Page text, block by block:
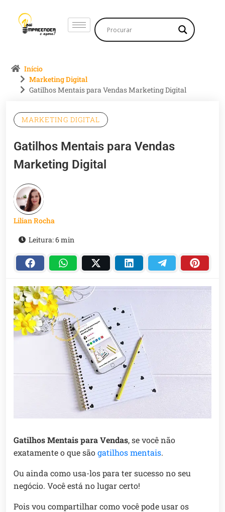
Início
Marketing Digital
Gatilhos Mentais para Vendas Marketing Digital
MARKETING DIGITAL
Gatilhos Mentais para Vendas
Marketing Digital
Lilian Rocha
Leitura: 6 min
Gatilhos Mentais para Vendas, se você não
exatamente o que sãogatilhos mentais.
Ou ainda como usa-los para ter sucesso no seu
negócio. Você está no lugar certo!
Pois vou compartilhar como você pode usar os